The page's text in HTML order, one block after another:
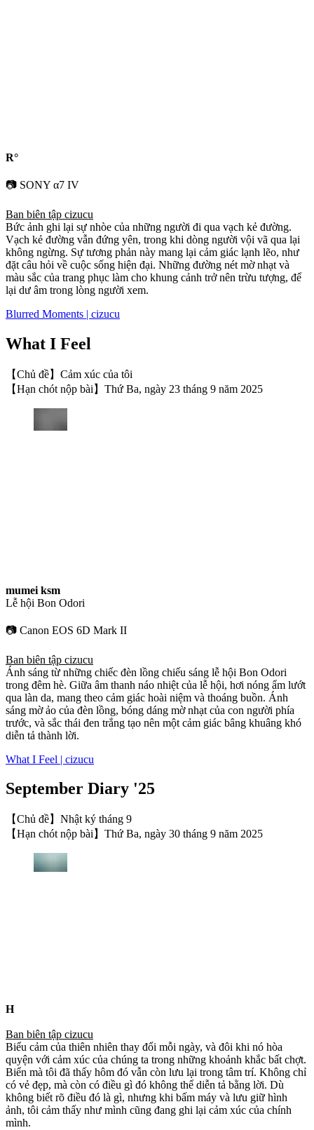
R°
📷 SONY α7 IV
Ban biên tập cizucu
Bức ảnh ghi lại sự nhòe của những người đi qua vạch kẻ đường.
Vạch kẻ đường vẫn đứng yên, trong khi dòng người vội vã qua lại
không ngừng. Sự tương phản này mang lại cảm giác lạnh lẽo, như
đặt câu hỏi về cuộc sống hiện đại. Những đường nét mờ nhạt và
màu sắc của trang phục làm cho khung cảnh trở nên trừu tượng, để
lại dư âm trong lòng người xem.
Blurred Moments | cizucu
What I Feel
【Chủ đề】Cảm xúc của tôi
【Hạn chót nộp bài】Thứ Ba, ngày 23 tháng 9 năm 2025
mumei ksm
Lễ hội Bon Odori
📷 Canon EOS 6D Mark II
Ban biên tập cizucu
Ánh sáng từ những chiếc đèn lồng chiếu sáng lễ hội Bon Odori
trong đêm hè. Giữa âm thanh náo nhiệt của lễ hội, hơi nóng ẩm lướt
qua làn da, mang theo cảm giác hoài niệm và thoáng buồn. Ánh
sáng mờ ảo của đèn lồng, bóng dáng mờ nhạt của con người phía
trước, và sắc thái đen trắng tạo nên một cảm giác bâng khuâng khó
diễn tả thành lời.
What I Feel | cizucu
September Diary '25
【Chủ đề】Nhật ký tháng 9
【Hạn chót nộp bài】Thứ Ba, ngày 30 tháng 9 năm 2025
H
Ban biên tập cizucu
Biểu cảm của thiên nhiên thay đổi mỗi ngày, và đôi khi nó hòa
quyện với cảm xúc của chúng ta trong những khoảnh khắc bất chợt.
Biển mà tôi đã thấy hôm đó vẫn còn lưu lại trong tâm trí. Không chỉ
có vẻ đẹp, mà còn có điều gì đó không thể diễn tả bằng lời. Dù
không biết rõ điều đó là gì, nhưng khi bấm máy và lưu giữ hình
ảnh, tôi cảm thấy như mình cũng đang ghi lại cảm xúc của chính
mình.